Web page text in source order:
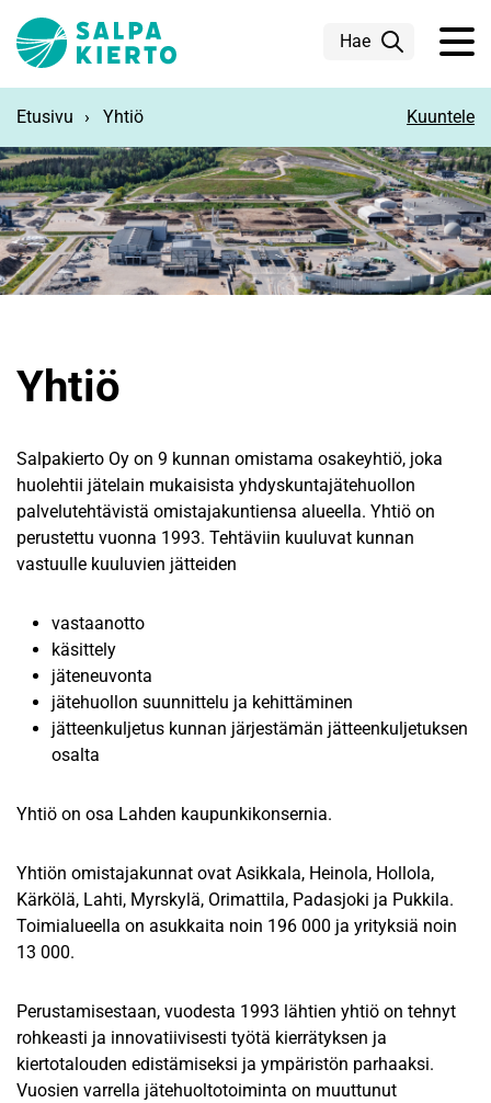
Hae
Etusivu Yhtiö Kuuntele
Yhtiö
Salpakierto Oy on 9 kunnan omistama osakeyhtiö, joka
huolehtii jätelain mukaisista yhdyskuntajätehuollon
palvelutehtävistä omistajakuntiensa alueella. Yhtiö on
perustettu vuonna 1993. Tehtäviin kuuluvat kunnan
vastuulle kuuluvien jätteiden
vastaanotto
käsittely
jäteneuvonta
jätehuollon suunnittelu ja kehittäminen
jätteenkuljetus kunnan järjestämän jätteenkuljetuksen
osalta
Yhtiö on osa Lahden kaupunkikonsernia.
Yhtiön omistajakunnat ovat Asikkala, Heinola, Hollola,
Kärkölä, Lahti, Myrskylä, Orimattila, Padasjoki ja Pukkila.
Toimialueella on asukkaita noin 196 000 ja yrityksiä noin
13 000.
Perustamisestaan, vuodesta 1993 lähtien yhtiö on tehnyt
rohkeasti ja innovatiivisesti työtä kierrätyksen ja
kiertotalouden edistämiseksi ja ympäristön parhaaksi.
Vuosien varrella jätehuoltotoiminta on muuttunut